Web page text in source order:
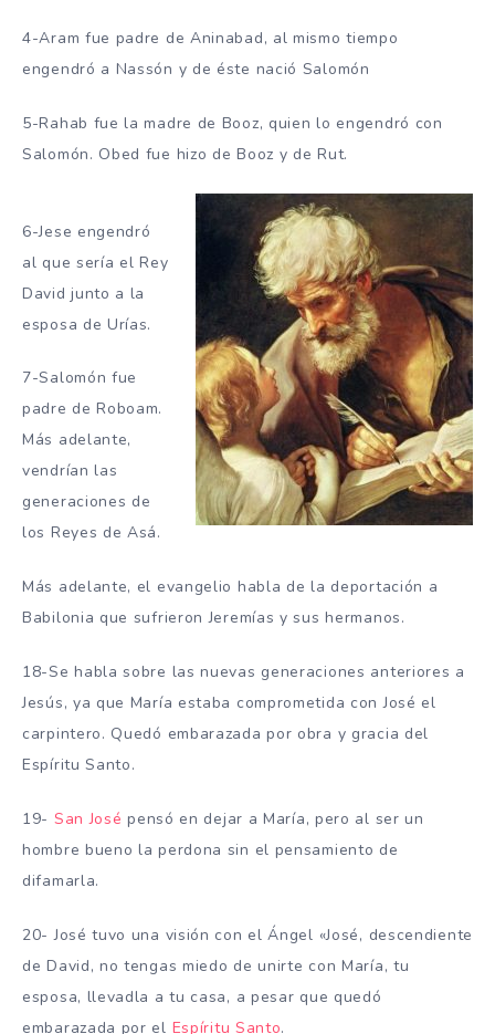
4-Aram fue padre de Aninabad, al mismo tiempo
engendró a Nassón y de éste nació Salomón
5-Rahab fue la madre de Booz, quien lo engendró con
Salomón. Obed fue hizo de Booz y de Rut.
6-Jese engendró
al que sería el Rey
David junto a la
esposa de Urías.
7-Salomón fue
padre de Roboam.
Más adelante,
vendrían las
generaciones de
los Reyes de Asá.
Más adelante, el evangelio habla de la deportación a
Babilonia que sufrieron Jeremías y sus hermanos.
18-Se habla sobre las nuevas generaciones anteriores a
Jesús, ya que María estaba comprometida con José el
carpintero. Quedó embarazada por obra y gracia del
Espíritu Santo.
19- San José pensó en dejar a María, pero al ser un
hombre bueno la perdona sin el pensamiento de
difamarla.
20- José tuvo una visión con el Ángel «José, descendiente
de David, no tengas miedo de unirte con María, tu
esposa, llevadla a tu casa, a pesar que quedó
embarazada por el Espíritu Santo.